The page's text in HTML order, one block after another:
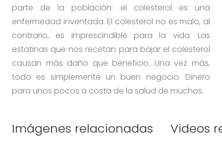
parte de la población: el colesterol es una
enfermedad inventada. El colesterol no es malo, al
contrario, es imprescindible para la vida. Las
estatinas que nos recetan para bajar el colesterol
causan más daño que beneficio. Una vez más,
todo es simplemente un buen negocio. Dinero
para unos pocos a costa de la salud de muchos.
Imágenes relacionadas Videos